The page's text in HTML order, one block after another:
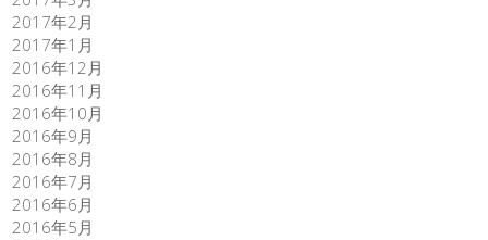
2017年2月
2017年1月
2016年12月
2016年11月
2016年10月
2016年9月
2016年8月
2016年7月
2016年6月
2016年5月